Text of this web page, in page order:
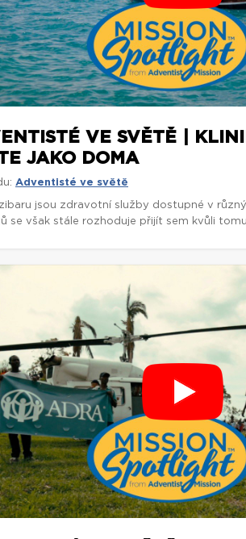
VE SVĚTĚ |
JAKO DOMA
Adventisté ve světě
jsou zdravotní služby dostupné v
se však stále rozhoduje přijít sem kvůli